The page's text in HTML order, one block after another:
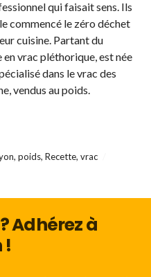
qui faisait sens. Ils
commencé le zéro déchet
cuisine. Partant du
vrac pléthorique, est née
dans le vrac des
vendus au poids.
l’hygiène zéro déchet en
, poids, Recette, vrac
Adhérez à
!